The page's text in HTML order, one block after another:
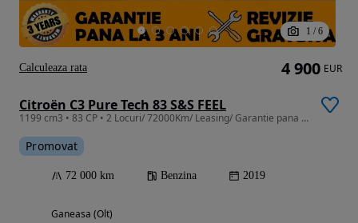
1 / 6
Citroën C3 Pure Tech 83 S&S FEEL
1199 cm3 • 83 CP • 2 Locuri/ 72000Km/ Leasing/ Garantie pana la 3ani fara limita Km
Promovat
72 000 km Benzina 2019
Ganeasa (Olt)
4 900 EUR
Calculeaza rata